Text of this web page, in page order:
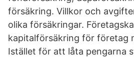
försäkring. Villkor och
olika försäkringar.
kapitalförsäkring för företag
Istället för att låta pengarna